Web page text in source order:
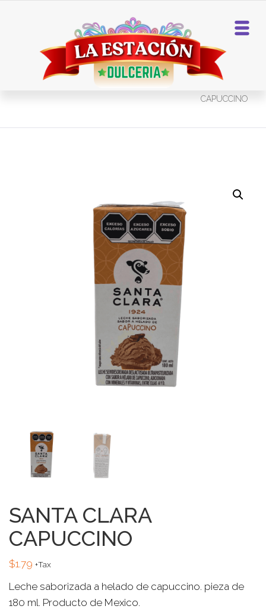
Home
Bebidas
CAPUCCINO
SANTA CLARA
CAPUCCINO
$1.79 +Tax
Leche saborizada a helado de capuccino. pieza de
180 ml. Producto de Mexico.